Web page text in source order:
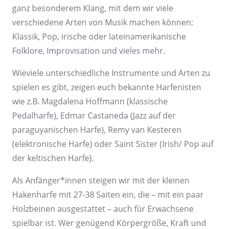
ganz besonderem Klang, mit dem wir viele
verschiedene Arten von Musik machen können:
Klassik, Pop, irische oder lateinamerikanische
Folklore, Improvisation und vieles mehr.
Wieviele unterschiedliche Instrumente und Arten zu
spielen es gibt, zeigen euch bekannte Harfenisten
wie z.B. Magdalena Hoffmann (klassische
Pedalharfe), Edmar Castaneda (Jazz auf der
paraguyanischen Harfe), Remy van Kesteren
(elektronische Harfe) oder Saint Sister (Irish/ Pop auf
der keltischen Harfe).
Als Anfänger*innen steigen wir mit der kleinen
Hakenharfe mit 27-38 Saiten ein, die – mit ein paar
Holzbeinen ausgestattet – auch für Erwachsene
spielbar ist. Wer genügend Körpergröße, Kraft und